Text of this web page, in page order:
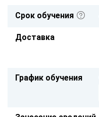
Срок обучения
Доставка
График обучения